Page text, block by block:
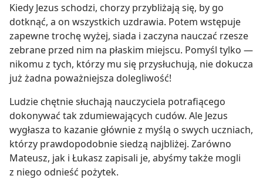
Kiedy Jezus schodzi, chorzy przybliżają się, by go
dotknąć, a on wszystkich uzdrawia. Potem wstępuje
zapewne trochę wyżej, siada i zaczyna nauczać rzesze
zebrane przed nim na płaskim miejscu. Pomyśl tylko —
nikomu z tych, którzy mu się przysłuchują, nie dokucza
już żadna poważniejsza dolegliwość!
Ludzie chętnie słuchają nauczyciela potrafiącego
dokonywać tak zdumiewających cudów. Ale Jezus
wygłasza to kazanie głównie z myślą o swych uczniach,
którzy prawdopodobnie siedzą najbliżej. Zarówno
Mateusz, jak i Łukasz zapisali je, abyśmy także mogli
z niego odnieść pożytek.